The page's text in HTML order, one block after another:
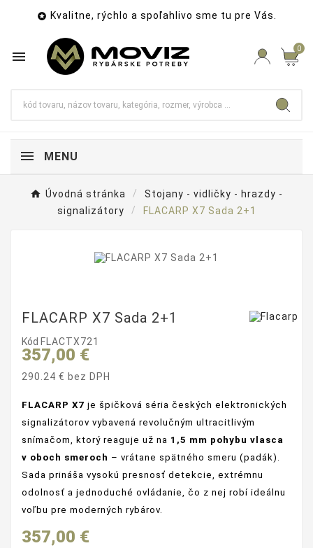
 Kvalitne, rýchlo a spoľahlivo sme tu pre Vás.
 0
MENU
Úvodná stránka
Stojany - vidličky - hrazdy -
signalizátory
FLACARP X7 Sada 2+1
FLACARP X7 Sada 2+1
Kód FLACTX721
357,00 €
290.24 € bez DPH
FLACARP X7 je špičková séria českých elektronických
signalizátorov vybavená revolučným ultracitlivým
snímačom, ktorý reaguje už na 1,5 mm pohybu vlasca
v oboch smeroch – vrátane spätného smeru (padák).
Sada prináša vysokú presnosť detekcie, extrémnu
odolnosť a jednoduché ovládanie, čo z nej robí ideálnu
voľbu pre moderných rybárov.
357,00 €